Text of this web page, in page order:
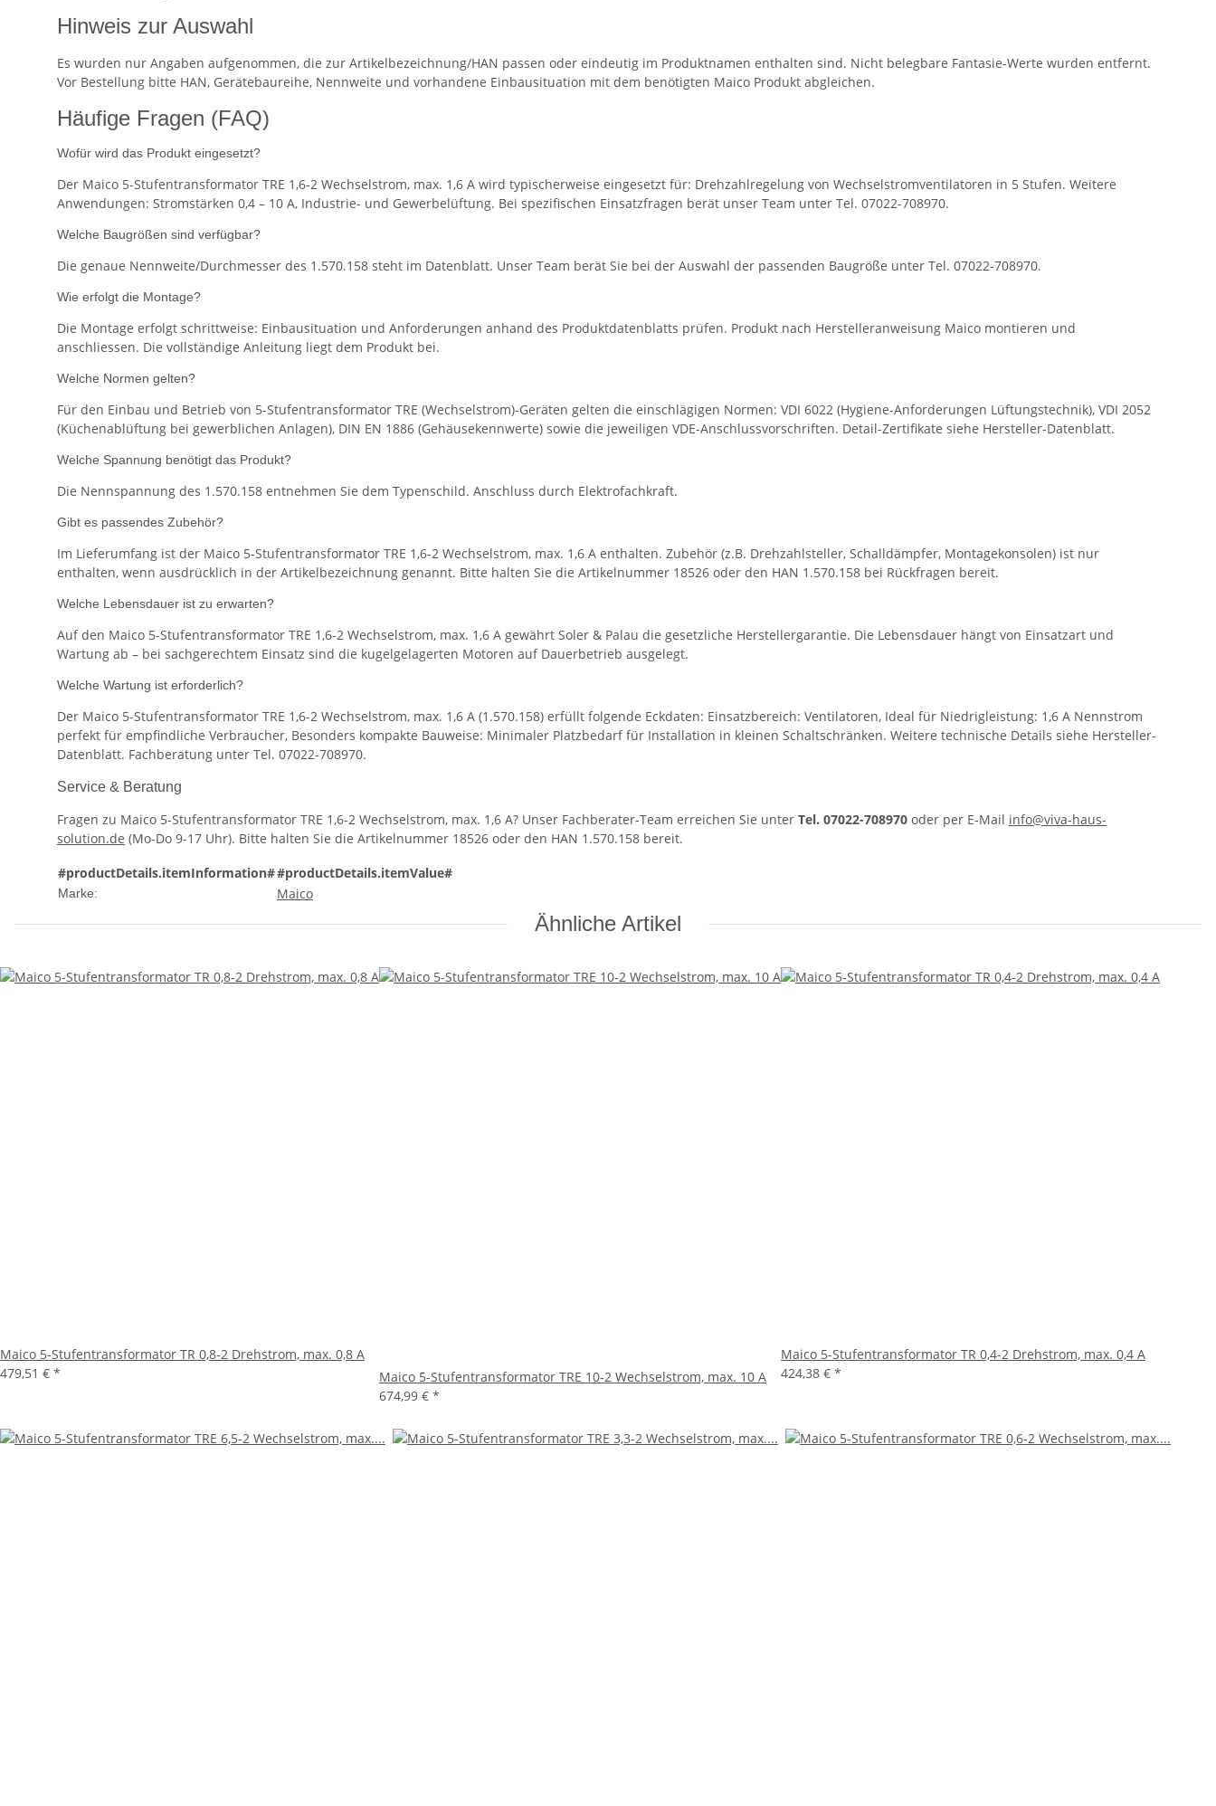
Hinweis zur Auswahl
Es wurden nur Angaben aufgenommen, die zur Artikelbezeichnung/HAN passen oder eindeutig im Produktnamen enthalten sind. Nicht belegbare Fantasie-Werte wurden entfernt.
Vor Bestellung bitte HAN, Gerätebaureihe, Nennweite und vorhandene Einbausituation mit dem benötigten Maico Produkt abgleichen.
Häufige Fragen (FAQ)
Wofür wird das Produkt eingesetzt?
Der Maico 5-Stufentransformator TRE 1,6-2 Wechselstrom, max. 1,6 A wird typischerweise eingesetzt für: Drehzahlregelung von Wechselstromventilatoren in 5 Stufen. Weitere
Anwendungen: Stromstärken 0,4 – 10 A, Industrie- und Gewerbelüftung. Bei spezifischen Einsatzfragen berät unser Team unter Tel. 07022-708970.
Welche Baugrößen sind verfügbar?
Die genaue Nennweite/Durchmesser des 1.570.158 steht im Datenblatt. Unser Team berät Sie bei der Auswahl der passenden Baugröße unter Tel. 07022-708970.
Wie erfolgt die Montage?
Die Montage erfolgt schrittweise: Einbausituation und Anforderungen anhand des Produktdatenblatts prüfen. Produkt nach Herstelleranweisung Maico montieren und
anschliessen. Die vollständige Anleitung liegt dem Produkt bei.
Welche Normen gelten?
Für den Einbau und Betrieb von 5-Stufentransformator TRE (Wechselstrom)-Geräten gelten die einschlägigen Normen: VDI 6022 (Hygiene-Anforderungen Lüftungstechnik), VDI 2052
(Küchenablüftung bei gewerblichen Anlagen), DIN EN 1886 (Gehäusekennwerte) sowie die jeweiligen VDE-Anschlussvorschriften. Detail-Zertifikate siehe Hersteller-Datenblatt.
Welche Spannung benötigt das Produkt?
Die Nennspannung des 1.570.158 entnehmen Sie dem Typenschild. Anschluss durch Elektrofachkraft.
Gibt es passendes Zubehör?
Im Lieferumfang ist der Maico 5-Stufentransformator TRE 1,6-2 Wechselstrom, max. 1,6 A enthalten. Zubehör (z.B. Drehzahlsteller, Schalldämpfer, Montagekonsolen) ist nur
enthalten, wenn ausdrücklich in der Artikelbezeichnung genannt. Bitte halten Sie die Artikelnummer 18526 oder den HAN 1.570.158 bei Rückfragen bereit.
Welche Lebensdauer ist zu erwarten?
Auf den Maico 5-Stufentransformator TRE 1,6-2 Wechselstrom, max. 1,6 A gewährt Soler & Palau die gesetzliche Herstellergarantie. Die Lebensdauer hängt von Einsatzart und
Wartung ab – bei sachgerechtem Einsatz sind die kugelgelagerten Motoren auf Dauerbetrieb ausgelegt.
Welche Wartung ist erforderlich?
Der Maico 5-Stufentransformator TRE 1,6-2 Wechselstrom, max. 1,6 A (1.570.158) erfüllt folgende Eckdaten: Einsatzbereich: Ventilatoren, Ideal für Niedrigleistung: 1,6 A Nennstrom
perfekt für empfindliche Verbraucher, Besonders kompakte Bauweise: Minimaler Platzbedarf für Installation in kleinen Schaltschränken. Weitere technische Details siehe Hersteller-
Datenblatt. Fachberatung unter Tel. 07022-708970.
Service & Beratung
Fragen zu Maico 5-Stufentransformator TRE 1,6-2 Wechselstrom, max. 1,6 A? Unser Fachberater-Team erreichen Sie unter Tel. 07022-708970 oder per E-Mail info@viva-haus-
solution.de (Mo-Do 9-17 Uhr). Bitte halten Sie die Artikelnummer 18526 oder den HAN 1.570.158 bereit.
#productDetails.itemInformation##productDetails.itemValue#
Marke: Maico
Ähnliche Artikel
Maico 5-Stufentransformator TR 0,8-2 Drehstrom, max. 0,8 A
479,51 € *
Maico 5-Stufentransformator TRE 10-2 Wechselstrom, max. 10 A
674,99 € *
Maico 5-Stufentransformator TR 0,4-2 Drehstrom, max. 0,4 A
424,38 € *